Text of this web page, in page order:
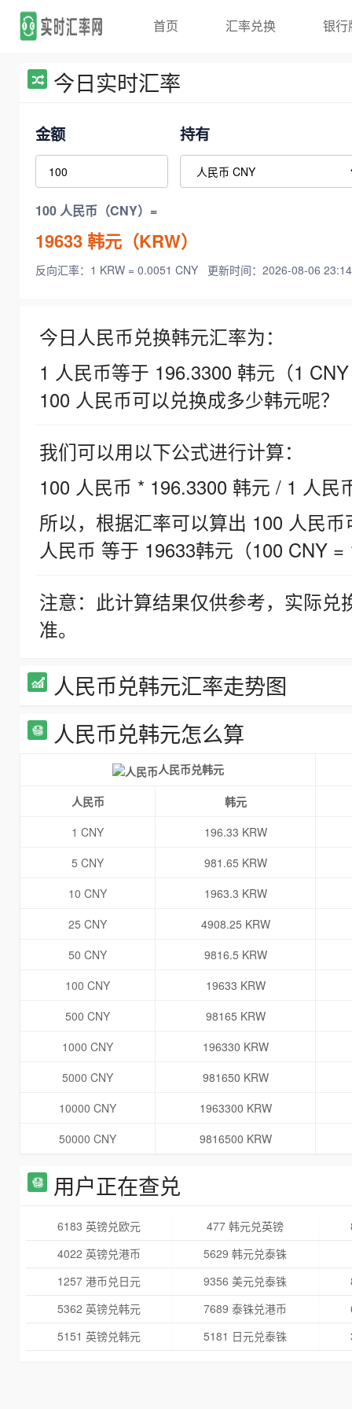
首页 汇率兑换 银行
今日实时汇率
金额 持有
100 人民币（CNY）=
19633韩元（KRW）
反向汇率：1 KRW = 0.0051 CNY 更新时间：2026-08-06
今日人民币兑换韩元汇率为：
1 人民币等于 196.3300 韩元（1
100 人民币可以兑换成多少韩元呢？
我们可以用以下公式进行计算：
100 人民币 * 196.3300 韩元 / 1 人民
所以，根据汇率可以算出 100 人民
人民币 等于 19633韩元（100 CNY =
注意：此计算结果仅供参考，实际
准。
人民币兑韩元汇率走势图
人民币兑韩元怎么算
人民币兑韩元
人民币
韩元
1 CNY
196.33 KRW
5 CNY
981.65 KRW
10 CNY
1963.3 KRW
25 CNY
4908.25 KRW
50 CNY
9816.5 KRW
100 CNY
19633 KRW
500 CNY
98165 KRW
1000 CNY
196330 KRW
5000 CNY
981650 KRW
10000 CNY
1963300 KRW
50000 CNY
9816500 KRW
用户正在查兑
6183 英镑兑欧元 477 韩元兑英镑
4022 英镑兑港币
5629 韩元兑泰铢
1257 港币兑日元
9356 美元兑泰铢
5362 英镑兑韩元
7689 泰铢兑港币
5151 英镑兑韩元
5181 日元兑泰铢